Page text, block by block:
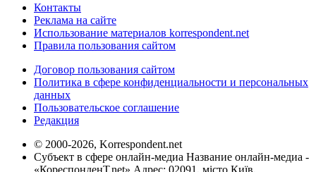
Контакты
Реклама на сайте
Использование материалов korrespondent.net
Правила пользования сайтом
Договор пользования сайтом
Политика в сфере конфиденциальности и персональных
данных
Пользовательское соглашение
Редакция
© 2000-2026, Korrespondent.net
Субъект в сфере онлайн-медиа Название онлайн-медиа -
«КореспонденТ.net» Адрес: 02091, місто Київ,